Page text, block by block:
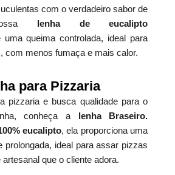
com o verdadeiro sabor de
lenha de eucalipto
queima controlada, ideal para
com menos fumaça e mais calor.
para Pizzaria
pizzaria e busca qualidade para o
conheça a lenha Braseiro.
eucalipto, ela proporciona uma
prolongada, ideal para assar pizzas
que o cliente adora.